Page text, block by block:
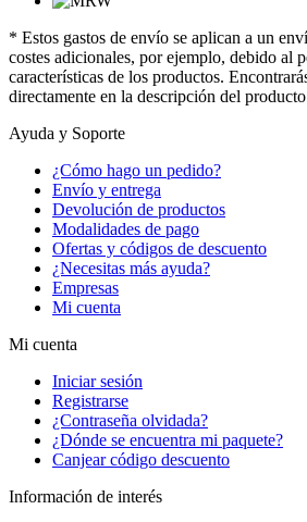
* Estos gastos de envío se aplican a un
costes adicionales, por ejemplo, debido al
características de los productos.
directamente en la descripción del
Ayuda y Soporte
¿Cómo hago un pedido?
Envío y entrega
Devolución de productos
Modalidades de pago
Ofertas y códigos de descuento
¿Necesitas más ayuda?
Empresas
Mi cuenta
Mi cuenta
Iniciar sesión
Registrarse
¿Contraseña olvidada?
¿Dónde se encuentra mi paquete?
Canjear código descuento
Información de interés